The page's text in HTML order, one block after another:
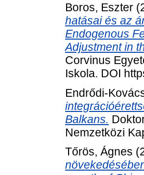
Boros, Eszter
hatásai és az
Endogenous
Adjustment in
Corvinus
Iskola. DOI
Endrődi-
Balkans.
Nemzetközi
Tőrös, Ágnes